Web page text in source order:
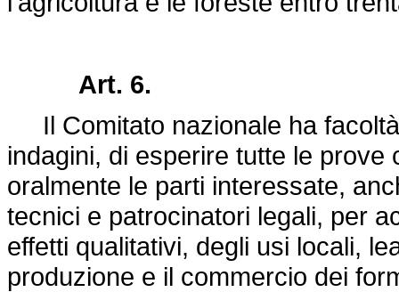
Art. 6.
Il Comitato nazionale ha
indagini, di esperire tutte le
oralmente le parti interessate,
tecnici e patrocinatori legali, per
effetti qualitativi, degli usi locali,
produzione e il commercio dei